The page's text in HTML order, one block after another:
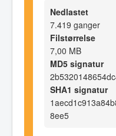
Nedlastet
7.419 ganger
Filstørrelse
7,00 MB
MD5 signatur
SHA1 signatur
8ee5